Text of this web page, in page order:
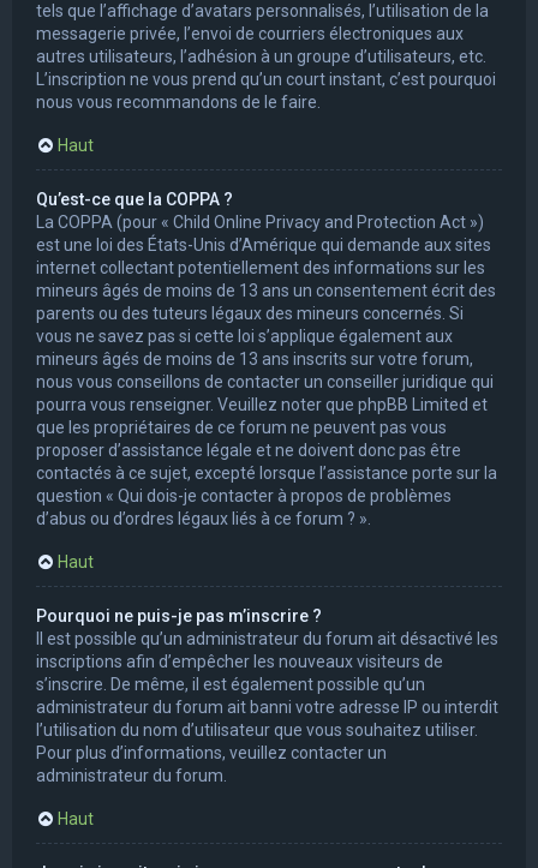
tels que l’affichage d’avatars personnalisés, l’utilisation de la
messagerie privée, l’envoi de courriers électroniques aux
autres utilisateurs, l’adhésion à un groupe d’utilisateurs, etc.
L’inscription ne vous prend qu’un court instant, c’est pourquoi
nous vous recommandons de le faire.
Haut
Qu’est-ce que la COPPA ?
La COPPA (pour « Child Online Privacy and Protection Act »)
est une loi des États-Unis d’Amérique qui demande aux sites
internet collectant potentiellement des informations sur les
mineurs âgés de moins de 13 ans un consentement écrit des
parents ou des tuteurs légaux des mineurs concernés. Si
vous ne savez pas si cette loi s’applique également aux
mineurs âgés de moins de 13 ans inscrits sur votre forum,
nous vous conseillons de contacter un conseiller juridique qui
pourra vous renseigner. Veuillez noter que phpBB Limited et
que les propriétaires de ce forum ne peuvent pas vous
proposer d’assistance légale et ne doivent donc pas être
contactés à ce sujet, excepté lorsque l’assistance porte sur la
question « Qui dois-je contacter à propos de problèmes
d’abus ou d’ordres légaux liés à ce forum ? ».
Haut
Pourquoi ne puis-je pas m’inscrire ?
Il est possible qu’un administrateur du forum ait désactivé les
inscriptions afin d’empêcher les nouveaux visiteurs de
s’inscrire. De même, il est également possible qu’un
administrateur du forum ait banni votre adresse IP ou interdit
l’utilisation du nom d’utilisateur que vous souhaitez utiliser.
Pour plus d’informations, veuillez contacter un
administrateur du forum.
Haut